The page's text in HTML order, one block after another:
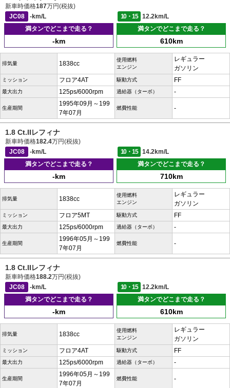
新車時価格187万円(税抜)
JC08
-km/L 10・15
12.2km/L
満タンでどこまで走る？
-km
満タンでどこまで走る？
610km
排気量 1838cc
使用燃料
エンジン
レギュラー
ガソリン
ミッション フロア4AT 駆動方式 FF
最大出力 125ps/6000rpm 過給器（ターボ） -
生産期間
1995年09月～199
7年07月
燃費性能 -
1.8 Ct.IIレフィナ
新車時価格182.4万円(税抜)
JC08
-km/L 10・15
14.2km/L
満タンでどこまで走る？
-km
満タンでどこまで走る？
710km
排気量 1838cc
使用燃料
エンジン
レギュラー
ガソリン
ミッション フロア5MT 駆動方式 FF
最大出力 125ps/6000rpm 過給器（ターボ） -
生産期間
1996年05月～199
7年07月
燃費性能 -
1.8 Ct.IIレフィナ
新車時価格188.2万円(税抜)
JC08
-km/L 10・15
12.2km/L
満タンでどこまで走る？
-km
満タンでどこまで走る？
610km
排気量 1838cc
使用燃料
エンジン
レギュラー
ガソリン
ミッション フロア4AT 駆動方式 FF
最大出力 125ps/6000rpm 過給器（ターボ） -
生産期間
1996年05月～199
7年07月
燃費性能 -